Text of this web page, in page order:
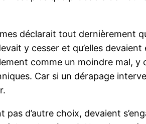
déclarait tout dernièrement
y cesser et qu’elles
comme un moindre mal,
Car si un dérapage
pas d’autre choix, devaient